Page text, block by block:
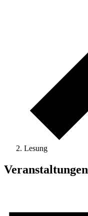
Lesung
Veranstaltungen